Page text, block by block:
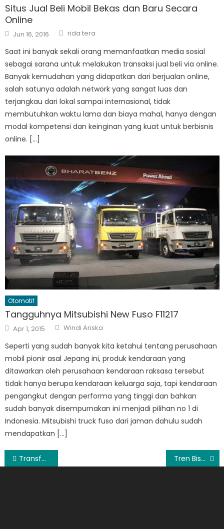
Situs Jual Beli Mobil Bekas dan Baru Secara
Online
Posted
on
Jun 16, 2016 Author
rida tera
Saat ini banyak sekali orang memanfaatkan media sosial
sebagai sarana untuk melakukan transaksi jual beli via online.
Banyak kemudahan yang didapatkan dari berjualan online,
salah satunya adalah network yang sangat luas dan
terjangkau dari lokal sampai internasional, tidak
membutuhkan waktu lama dan biaya mahal, hanya dengan
modal kompetensi dan keinginan yang kuat untuk berbisnis
online. […]
Otomotif
Tangguhnya Mitsubishi New Fuso F11217
Posted
on
Apr 1, 2015 Author
Windi Ariska
Seperti yang sudah banyak kita ketahui tentang perusahaan
mobil pionir asal Jepang ini, produk kendaraan yang
ditawarkan oleh perusahaan kendaraan raksasa tersebut
tidak hanya berupa kendaraan keluarga saja, tapi kendaraan
pengangkut dengan performa yang tinggi dan bahkan
sudah banyak disempurnakan ini menjadi pilihan no 1 di
Indonesia. Mitsubishi truck fuso dari jaman dahulu sudah
mendapatkan […]
Post
Transformasi Yamaha Jupiter MX 135 Tren Bisnis Pembuatan Jok Mobil